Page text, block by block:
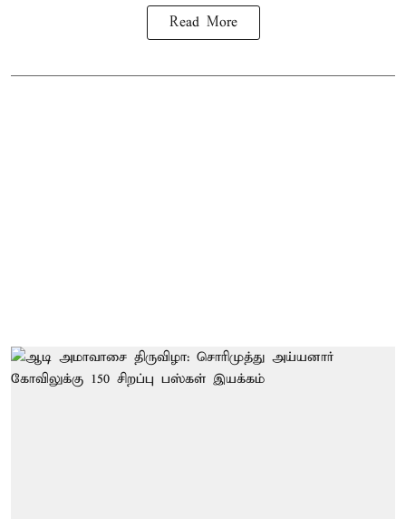
Read More